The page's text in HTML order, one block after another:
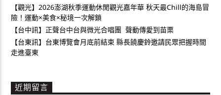
【觀光】2026澎湖秋季運動休閒觀光嘉年華 秋天最Chill的海島冒
險！運動×美食×秘境一次解鎖
【台中訊】正聲台中台與微光合唱團 聲動傳愛到苗栗
【台東訊】台東博覽會月底前結束 縣長饒慶鈴邀請民眾把握時間
走進臺東
近期留言